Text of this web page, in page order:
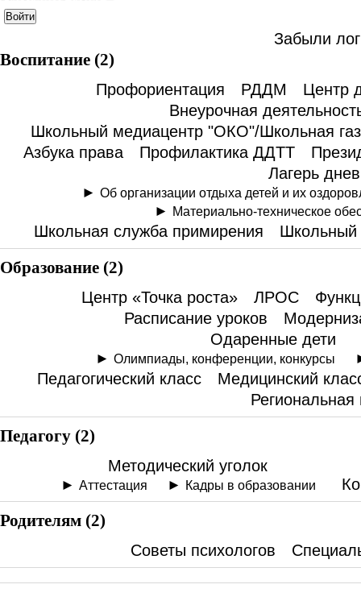
Войти
Забыли
Воспитание (2)
Профориентация РДДМ
Центр
Внеурочная
Школьный медиацентр "ОКО"/Школьная
Азбука права
Профилактика ДДТТ
Лагерь
Об организации отдыха детей и их
Материально-техническое
Школьная служба примирения Школьный
Образование (2)
Центр «Точка роста» ЛРОС
Расписание уроков
Одаренные дети
Олимпиады, конференции, конкурсы
Педагогический класс
Медицинский
Педагогу (2)
Методический уголок
Аттестация Кадры в образовании
Родителям (2)
Советы психологов